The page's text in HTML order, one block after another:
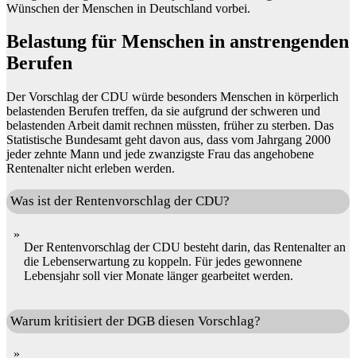
Wünschen der Menschen in Deutschland vorbei.
Belastung für Menschen in anstrengenden
Berufen
Der Vorschlag der CDU würde besonders Menschen in körperlich
belastenden Berufen treffen, da sie aufgrund der schweren und
belastenden Arbeit damit rechnen müssten, früher zu sterben. Das
Statistische Bundesamt geht davon aus, dass vom Jahrgang 2000
jeder zehnte Mann und jede zwanzigste Frau das angehobene
Rentenalter nicht erleben werden.
Was ist der Rentenvorschlag der CDU?
Der Rentenvorschlag der CDU besteht darin, das Rentenalter an
die Lebenserwartung zu koppeln. Für jedes gewonnene
Lebensjahr soll vier Monate länger gearbeitet werden.
Warum kritisiert der DGB diesen Vorschlag?